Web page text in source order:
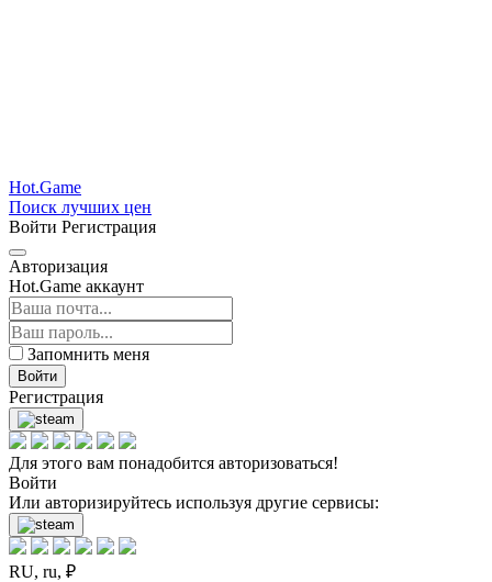
Hot.Game
Поиск лучших цен
Войти Регистрация
Авторизация
Hot.Game аккаунт
Запомнить меня
Войти
Регистрация
Для этого вам понадобится авторизоваться!
Войти
Или авторизируйтесь используя другие сервисы:
RU, ru, ₽